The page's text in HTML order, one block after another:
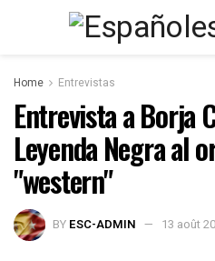
Home Entrevistas
Entrevista a Borja
Leyenda Negra al
"western"
BY ESC-ADMIN 13 août